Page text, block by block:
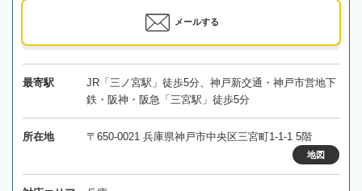
メールする
最寄駅
JR「三ノ宮駅」徒歩5分、神戸新交通・神戸市営地下
鉄・阪神・阪急「三宮駅」徒歩5分
所在地 〒650-0021 兵庫県神戸市中央区三宮町1-1-1 5階
地図